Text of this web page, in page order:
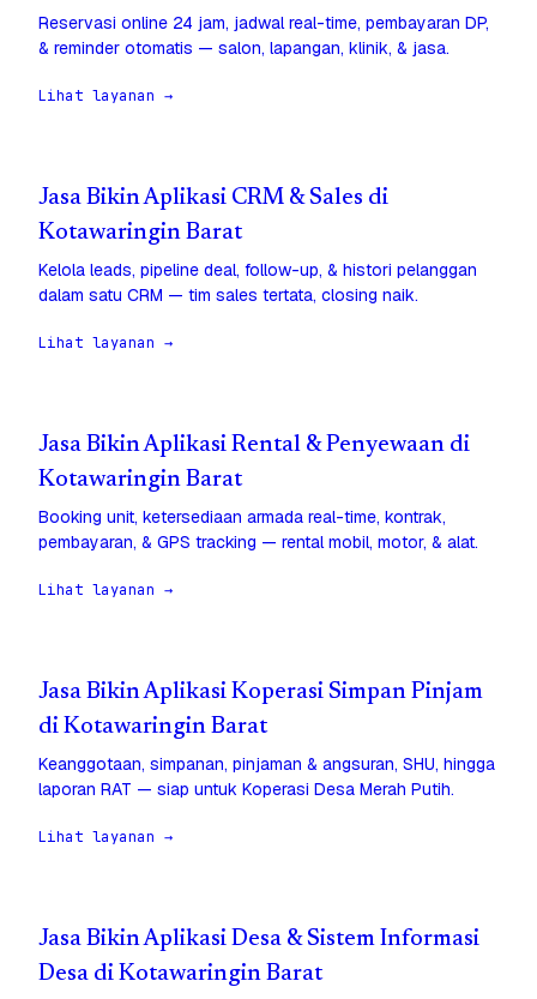
Reservasi online 24 jam, jadwal real-time, pembayaran DP,
& reminder otomatis — salon, lapangan, klinik, & jasa.
Lihat layanan →
Jasa Bikin Aplikasi CRM & Sales di
Kotawaringin Barat
Kelola leads, pipeline deal, follow-up, & histori pelanggan
dalam satu CRM — tim sales tertata, closing naik.
Lihat layanan →
Jasa Bikin Aplikasi Rental & Penyewaan di
Kotawaringin Barat
Booking unit, ketersediaan armada real-time, kontrak,
pembayaran, & GPS tracking — rental mobil, motor, & alat.
Lihat layanan →
Jasa Bikin Aplikasi Koperasi Simpan Pinjam
di Kotawaringin Barat
Keanggotaan, simpanan, pinjaman & angsuran, SHU, hingga
laporan RAT — siap untuk Koperasi Desa Merah Putih.
Lihat layanan →
Jasa Bikin Aplikasi Desa & Sistem Informasi
Desa di Kotawaringin Barat